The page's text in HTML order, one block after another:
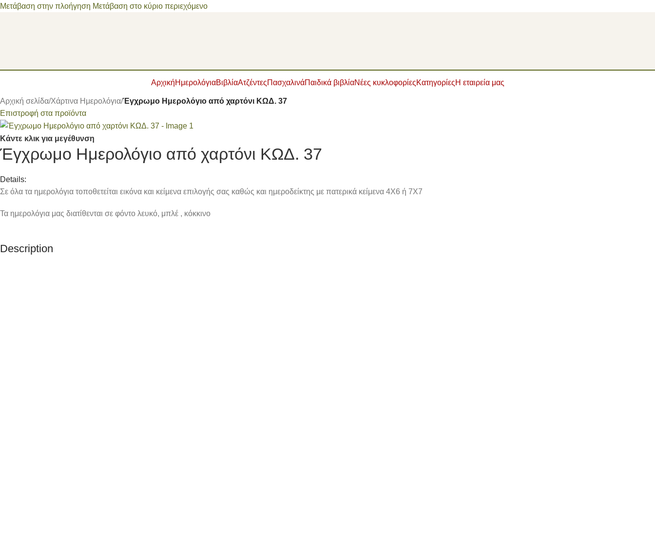
Μετάβαση στην πλοήγηση Μετάβαση στο κύριο περιεχόμενο
ΑρχικήΗμερολόγιαΒιβλίαΑτζέντεςΠασχαλινάΠαιδικά βιβλίαΝέες κυκλοφορίεςΚατηγορίεςΗ εταιρεία μας
Αρχική σελίδα/Χάρτινα Ημερολόγια/Έγχρωμο Ημερολόγιο από χαρτόνι ΚΩΔ. 37
Επιστροφή στα προϊόντα
Κάντε κλικ για μεγέθυνση
Έγχρωμο Ημερολόγιο από χαρτόνι ΚΩΔ. 37
Details:
Σε όλα τα ημερολόγια τοποθετείται εικόνα και κείμενα επιλογής σας καθώς και ημεροδείκτης με πατερικά κείμενα 4Χ6 ή 7Χ7
Τα ημερολόγια μας διατίθενται σε φόντο λευκό, μπλέ , κόκκινο
Description